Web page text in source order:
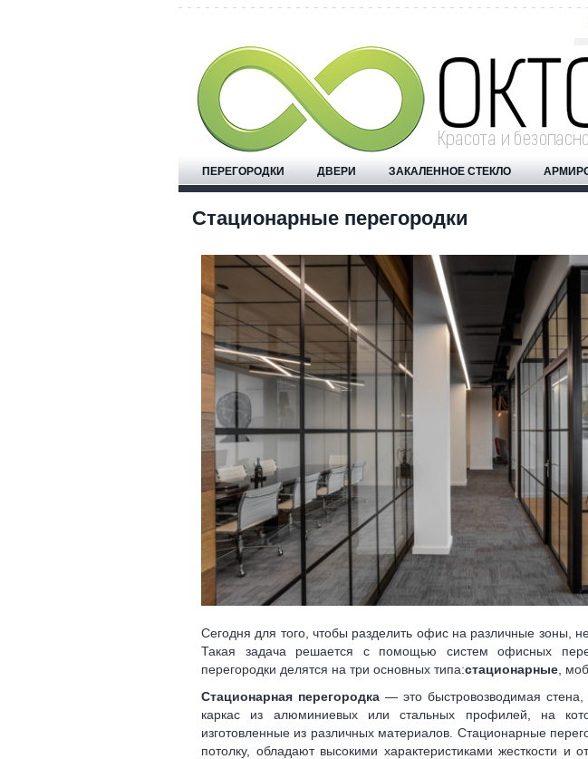
ПЕРЕГОРОДКИ ДВЕРИ ЗАКАЛЕННОЕ СТЕКЛО
Стационарные перегородки
Сегодня для того, чтобы разделить офис на различные зоны,
Такая задача решается с помощью систем офисных
перегородки делятся на три основных типа:стационарные ,
Стационарная перегородка — это быстровозводимая
каркас из алюминиевых или стальных профилей, на
изготовленные из различных материалов. Стационарные
потолку, обладают высокими характеристиками жесткости и